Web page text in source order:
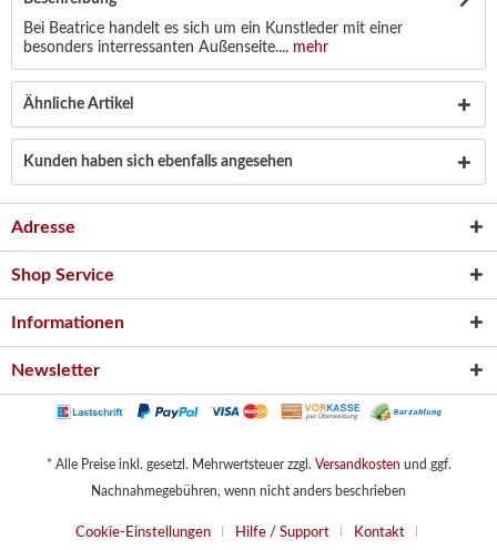
Bei Beatrice handelt es sich um ein Kunstleder mit einer
besonders interressanten Außenseite.... mehr
Ähnliche Artikel
Kunden haben sich ebenfalls angesehen
Adresse
Shop Service
Informationen
Newsletter
* Alle Preise inkl. gesetzl. Mehrwertsteuer zzgl. Versandkosten und ggf.
Nachnahmegebühren, wenn nicht anders beschrieben
Cookie-Einstellungen Hilfe / Support Kontakt